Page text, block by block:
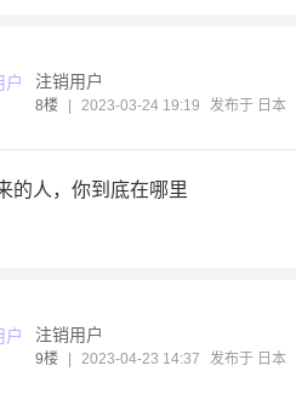
注销用户
8楼 2023-03-24 19:19 发布于 日本
的人，你到底在哪里
注销用户
9楼 2023-04-23 14:37 发布于 日本